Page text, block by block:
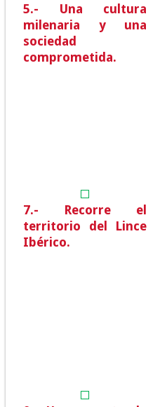
5.- Una cultura
milenaria y una
sociedad
comprometida.
7.- Recorre el
territorio del Lince
Ibérico.